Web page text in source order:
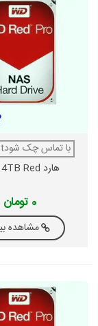
با تماس چک شودSold out
هارد WD 14TB Red
0 تومان
مشاهده